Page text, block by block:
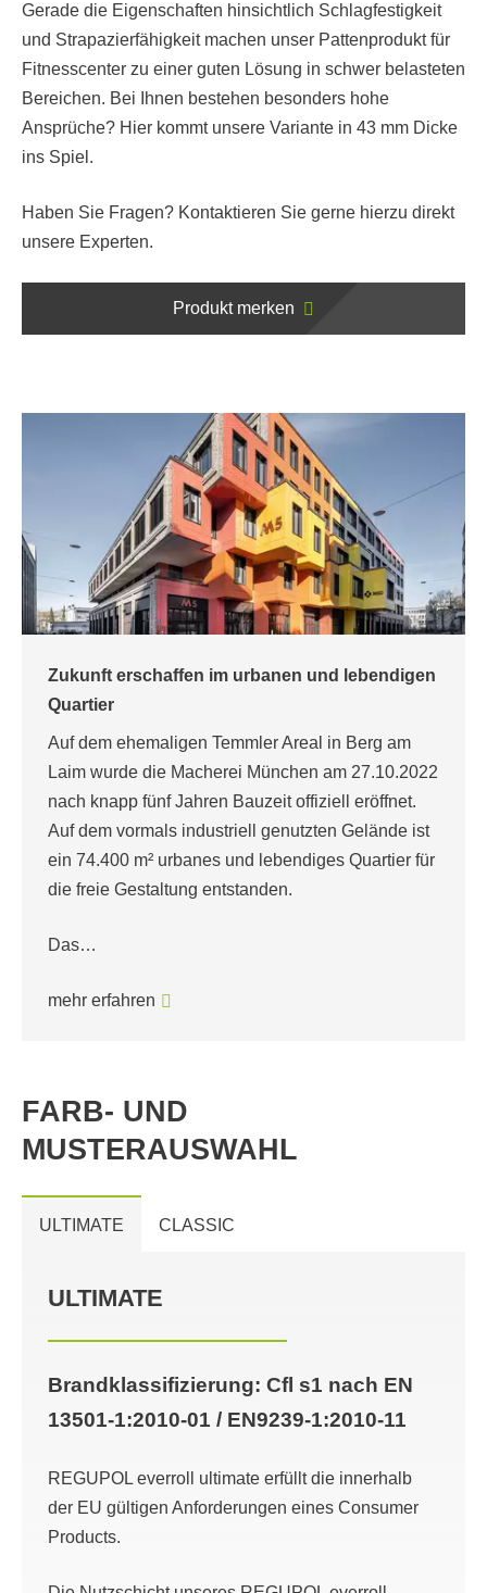
Gerade die Eigenschaften hinsichtlich Schlagfestigkeit
und Strapazierfähigkeit machen unser Pattenprodukt für
Fitnesscenter zu einer guten Lösung in schwer belasteten
Bereichen. Bei Ihnen bestehen besonders hohe
Ansprüche? Hier kommt unsere Variante in 43 mm Dicke
ins Spiel.
Haben Sie Fragen? Kontaktieren Sie gerne hierzu direkt
unsere Experten.
Produkt merken
Zukunft erschaffen im urbanen und lebendigen
Quartier
Auf dem ehemaligen Temmler Areal in Berg am
Laim wurde die Macherei München am 27.10.2022
nach knapp fünf Jahren Bauzeit offiziell eröffnet.
Auf dem vormals industriell genutzten Gelände ist
ein 74.400 m² urbanes und lebendiges Quartier für
die freie Gestaltung entstanden.
Das…
mehr erfahren
FARB- UND
MUSTERAUSWAHL
ULTIMATE CLASSIC
ULTIMATE
Brandklassifizierung: Cfl s1 nach EN
13501-1:2010-01 / EN9239-1:2010-11
REGUPOL everroll ultimate erfüllt die innerhalb
der EU gültigen Anforderungen eines Consumer
Products.